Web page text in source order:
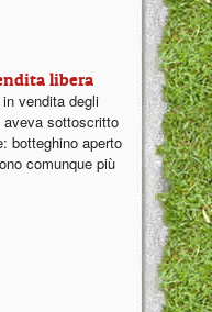
libera
vendita degli
aveva sottoscritto
botteghino aperto
comunque più